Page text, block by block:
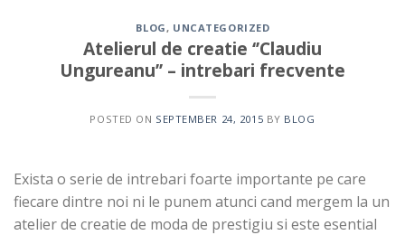
BLOG , UNCATEGORIZED
Atelierul de creatie ‘’Claudiu
Ungureanu’’ – intrebari frecvente
POSTED ON SEPTEMBER 24, 2015 BY BLOG
Exista o serie de intrebari foarte importante pe care
fiecare dintre noi ni le punem atunci cand mergem la un
atelier de creatie de moda de prestigiu si este esential